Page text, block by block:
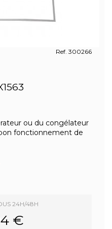
Ref. 300266
ou du congélateur
fonctionnement de
24H/48H
€